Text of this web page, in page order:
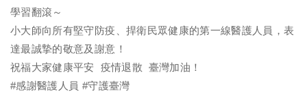
學習翻滾～
小大師向所有堅守防疫、捍衛民眾健康的第一線醫護人員，表
達最誠摯的敬意及謝意！
祝福大家健康平安 疫情退散 臺灣加油！
#感謝醫護人員 #守護臺灣